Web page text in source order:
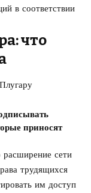
в соответствии
что
приносят
сети
трудящихся
им доступ